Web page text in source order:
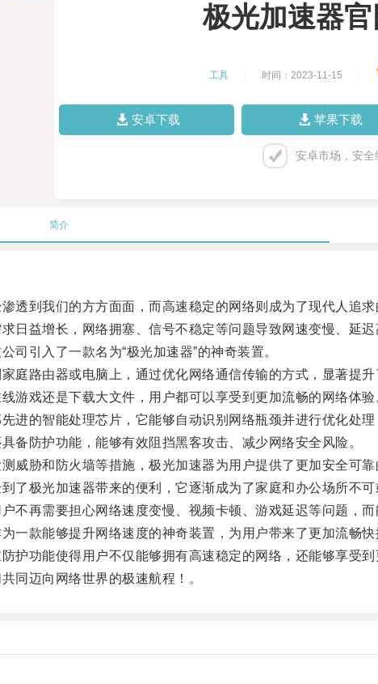
极光加速器
工具 时间：2023-11-15
安卓下载 苹果下载
安卓市场，安全
简介
到我们的方方面面，而高速稳定的网络则成为了现代人追求
益增长，网络拥塞、信号不稳定等问题导致网速变慢、延迟
引入了一款名为“极光加速器”的神奇装置。
路由器或电脑上，通过优化网络通信传输的方式，显著提升
戏还是下载大文件，用户都可以享受到更加流畅的网络体验
的智能处理芯片，它能够自动识别网络瓶颈并进行优化处理
防护功能，能够有效阻挡黑客攻击、减少网络安全风险。
胁和防火墙等措施，极光加速器为用户提供了更加安全可靠
极光加速器带来的便利，它逐渐成为了家庭和办公场所不可
再需要担心网络速度变慢、视频卡顿、游戏延迟等问题，而
款能够提升网络速度的神奇装置，为用户带来了更加流畅快
功能使得用户不仅能够拥有高速稳定的网络，还能够享受到
迈向网络世界的极速航程！。